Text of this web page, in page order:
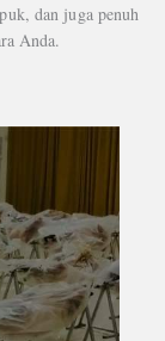
dan juga penuh
Anda.